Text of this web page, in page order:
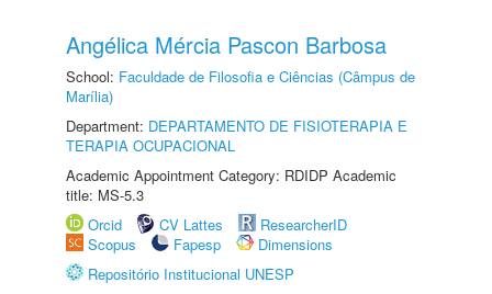
Angélica Mércia Pascon Barbosa
School: Faculdade de Filosofia e Ciências (Câmpus de
Marília)
Department: DEPARTAMENTO DE FISIOTERAPIA E
TERAPIA OCUPACIONAL
Academic Appointment Category: RDIDP Academic
title: MS-5.3
Orcid
CV Lattes
ResearcherID
Scopus
Fapesp
Dimensions
Repositório Institucional UNESP